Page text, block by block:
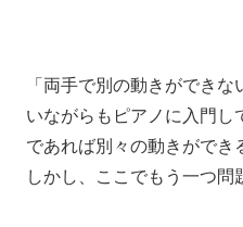
「両手で別の動きができ
いながらもピアノに入門し
であれば別々の動きができ
しかし、ここでもう一つ問